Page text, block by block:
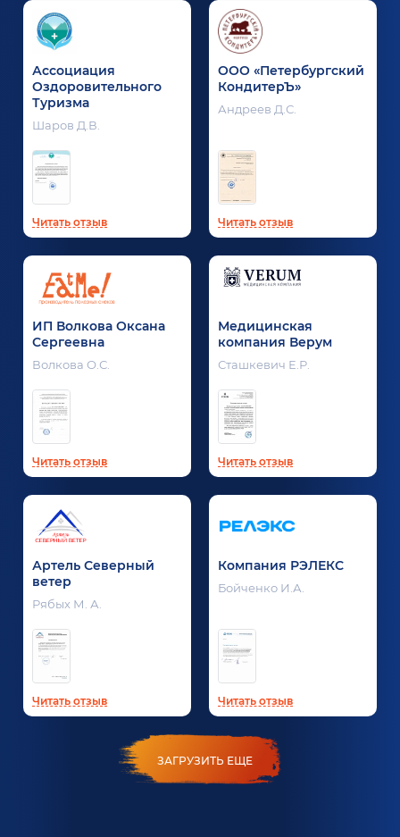
Ассоциация
Оздоровительного
Туризма
Шаров Д.В.
Читать отзыв
ООО «Петербургский
КондитерЪ»
Андреев Д.С.
Читать отзыв
ИП Волкова Оксана
Сергеевна
Волкова О.С.
Читать отзыв
Медицинская
компания Верум
Сташкевич Е.Р.
Читать отзыв
Артель Северный
ветер
Рябых М. А.
Читать отзыв
Компания РЭЛЕКС
Бойченко И.А.
Читать отзыв
ЗАГРУЗИТЬ ЕЩЕ